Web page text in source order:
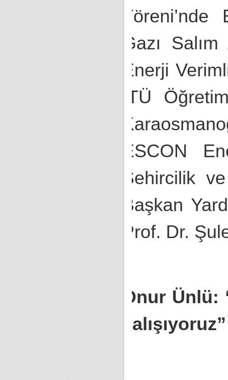
Töreni’nde
Gazı
Enerji
İTÜ
ESCON
Şehircilik
Başkan
Prof. Dr.
Onur Ünlü:
çalışıyoruz”